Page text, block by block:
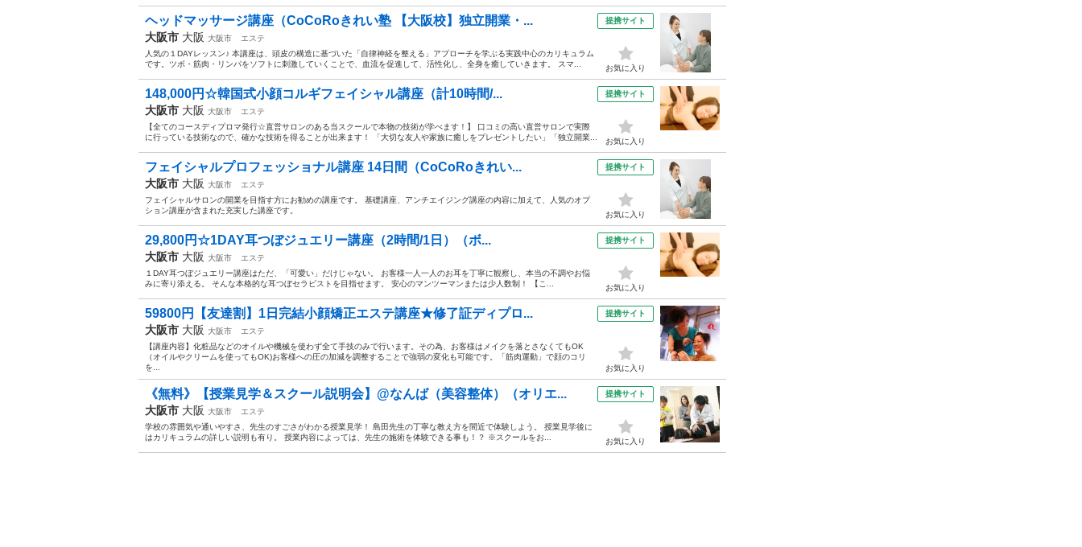
ヘッドマッサージ講座（CoCoRoきれい塾 【大阪校】独立開業・...
大阪市 大阪 大阪市
エステ
人気の１DAYレッスン♪ 本講座は、頭皮の構造に基づいた「自律神経を整える」アプローチを学ぶる実践中心のカリキュラム
です。ツボ・筋肉・リンパをソフトに刺激していくことで、血流を促進して、活性化し、全身を癒していきます。 スマ...
提携サイト
お気に入り
148,000円☆韓国式小顔コルギフェイシャル講座（計10時間/...
大阪市 大阪 大阪市
エステ
【全てのコースディプロマ発行☆直営サロンのある当スクールで本物の技術が学べます！】 口コミの高い直営サロンで実際
に行っている技術なので、確かな技術を得ることが出来ます！ 「大切な友人や家族に癒しをプレゼントしたい」「独立開業...
提携サイト
お気に入り
フェイシャルプロフェッショナル講座 14日間（CoCoRoきれい...
大阪市 大阪 大阪市
エステ
フェイシャルサロンの開業を目指す方にお勧めの講座です。 基礎講座、アンチエイジング講座の内容に加えて、人気のオプ
ション講座が含まれた充実した講座です。
提携サイト
お気に入り
29,800円☆1DAY耳つぼジュエリー講座（2時間/1日）（ボ...
大阪市 大阪 大阪市
エステ
１DAY耳つぼジュエリー講座はただ、「可愛い」だけじゃない。 お客様一人一人のお耳を丁寧に観察し、本当の不調やお悩
みに寄り添える。 そんな本格的な耳つぼセラピストを目指せます。 安心のマンツーマンまたは少人数制！ 【こ...
提携サイト
お気に入り
59800円【友達割】1日完結小顔矯正エステ講座★修了証ディプロ...
大阪市 大阪 大阪市
エステ
【講座内容】化粧品などのオイルや機械を使わず全て手技のみで行います。その為、お客様はメイクを落とさなくてもOK
（オイルやクリームを使ってもOK)お客様への圧の加減を調整することで強弱の変化も可能です。「筋肉運動」で顔のコリ
を...
提携サイト
お気に入り
《無料》【授業見学＆スクール説明会】@なんば（美容整体）（オリエ...
大阪市 大阪 大阪市
エステ
学校の雰囲気や通いやすさ、先生のすごさがわかる授業見学！ 島田先生の丁寧な教え方を間近で体験しよう。 授業見学後に
はカリキュラムの詳しい説明も有り。 授業内容によっては、先生の施術を体験できる事も！？ ※スクールをお...
提携サイト
お気に入り